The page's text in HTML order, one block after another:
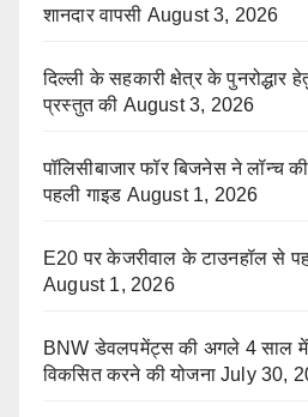
शानदार वापसी August 3, 2026
दिल्ली के सहकारी क्षेत्र के पुनरोद्धार
प्रस्तुत की August 3, 2026
पॉलिसीबाजार फॉर बिजनेस ने लॉन्च
पहली गाइड August 1, 2026
E20 पर केजरीवाल के टाउनहॉल से
August 1, 2026
BNW डेवलपमेंट्स की अगले 4 साल
विकसित करने की योजना July 30,